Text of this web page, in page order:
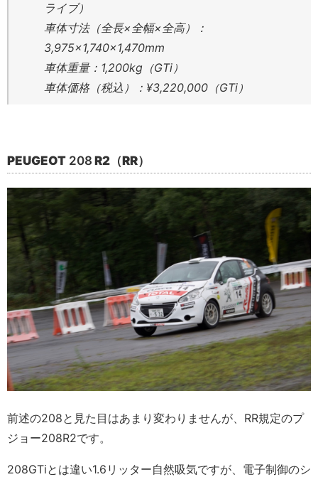
ライブ）
車体寸法（全長×全幅×全高）：
3,975×1,740×1,470mm
車体重量：1,200kg（GTi）
車体価格（税込）：¥3,220,000（GTi）
PEUGEOT 208 R2（RR）
前述の208と見た目はあまり変わりませんが、RR規定のプ
ジョー208R2です。
208GTiとは違い1.6リッター自然吸気ですが、電子制御のシ